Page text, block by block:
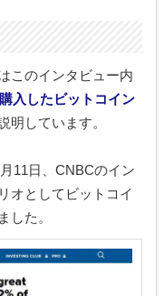
このインタビュー内
入したビットコイン
明しています。
11日、CNBCのイン
オとしてビットコイ
した。